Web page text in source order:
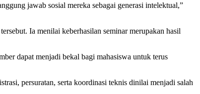
jawab sosial mereka sebagai generasi intelektual,”
Ia menilai keberhasilan seminar merupakan hasil
dapat menjadi bekal bagi mahasiswa untuk terus
persuratan, serta koordinasi teknis dinilai menjadi salah